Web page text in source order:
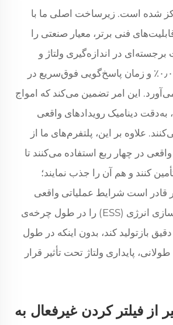
شده است. زیرساخت اصلی ما با
فنی برتر، معیار صنعتی را
در اندازه‌گیری ولتاژ و
جریان به میزان ±۰٫۰۵٪ و زمان پاسخ‌گویی فوق‌سریع در
این امر تضمین می‌کند که امواج
دینامیک رویدادهای واقعی
علاوه بر این، پلتفرم‌های ما از
در چهار ربع استفاده می‌کنند تا
کنند و هم آن را جذب نمایند؛
قادر است شرایط عملیاتی واقعی
سیستم‌های ذخیره‌سازی انرژی (ESS) را در طول چرخه‌ی
بازتولید کند، بدون اینکه در طول
پایداری ولتاژ تحت تأثیر قرار
از فیلتر کردن غیرفعال به